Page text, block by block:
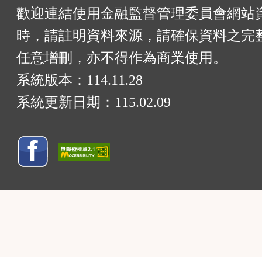
歡迎連結使用金融監督管理委員會網站
時，請註明資料來源，請確保資料之完
任意增刪，亦不得作為商業使用。
系統版本： 114.11.28
系統更新日期： 115.02.09